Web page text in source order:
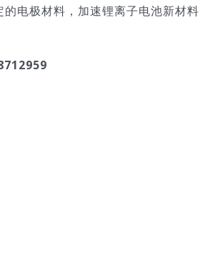
电极材料，加速锂离子电池新材料